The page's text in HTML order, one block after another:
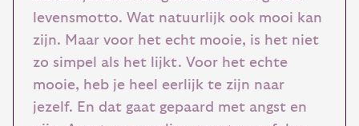
levensmotto. Wat natuurlijk ook mooi kan
zijn. Maar voor het echt mooie, is het niet
zo simpel als het lijkt. Voor het echte
mooie, heb je heel eerlijk te zijn naar
jezelf. En dat gaat gepaard met angst en